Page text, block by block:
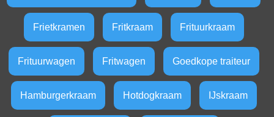
Frietkramen Fritkraam Frituurkraam
Frituurwagen Fritwagen Goedkope traiteur
Hamburgerkraam Hotdogkraam IJskraam